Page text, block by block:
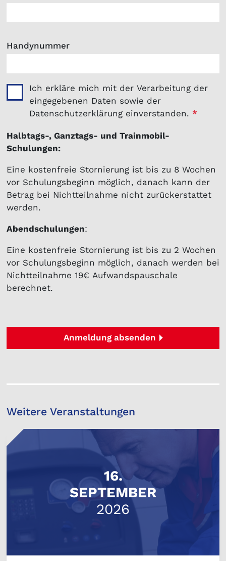
Handynummer
Ich erkläre mich mit der Verarbeitung der
eingegebenen Daten sowie der
Datenschutzerklärung einverstanden. *
Halbtags-, Ganztags- und Trainmobil-
Schulungen:
Eine kostenfreie Stornierung ist bis zu 8 Wochen
vor Schulungsbeginn möglich, danach kann der
Betrag bei Nichtteilnahme nicht zurückerstattet
werden.
Abendschulungen:
Eine kostenfreie Stornierung ist bis zu 2 Wochen
vor Schulungsbeginn möglich, danach werden bei
Nichtteilnahme 19€ Aufwandspauschale
berechnet.
Anmeldung absenden
Weitere Veranstaltungen
16.
SEPTEMBER
2026